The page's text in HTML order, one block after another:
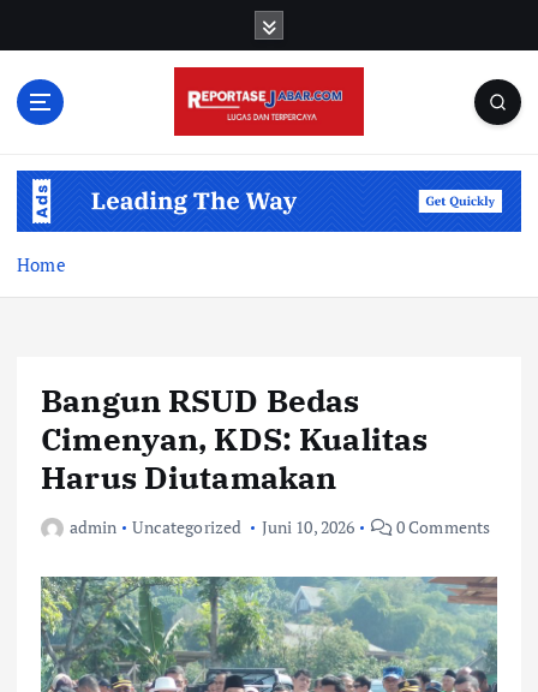
Home
Bangun RSUD Bedas
Cimenyan, KDS: Kualitas
Harus Diutamakan
admin Uncategorized Juni 10, 2026 0 Comments